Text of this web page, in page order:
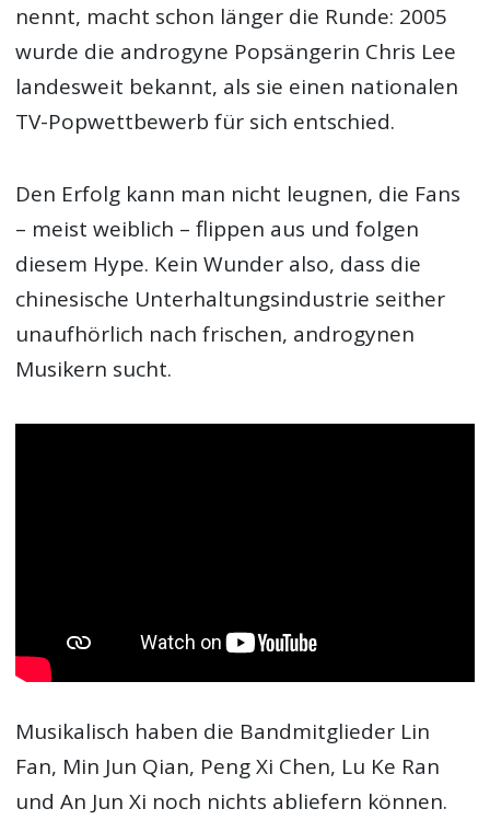
nennt, macht schon länger die Runde: 2005
wurde die androgyne Popsängerin Chris Lee
landesweit bekannt, als sie einen nationalen
TV-Popwettbewerb für sich entschied.
Den Erfolg kann man nicht leugnen, die Fans
– meist weiblich – flippen aus und folgen
diesem Hype. Kein Wunder also, dass die
chinesische Unterhaltungsindustrie seither
unaufhörlich nach frischen, androgynen
Musikern sucht.
Musikalisch haben die Bandmitglieder Lin
Fan, Min Jun Qian, Peng Xi Chen, Lu Ke Ran
und An Jun Xi noch nichts abliefern können.